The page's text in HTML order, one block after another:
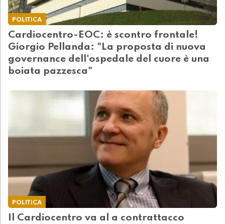
POLITICA
Cardiocentro-EOC: è scontro frontale!
Giorgio Pellanda: "La proposta di nuova
governance dell'ospedale del cuore è una
boiata pazzesca"
POLITICA
Il Cardiocentro va al a contrattacco